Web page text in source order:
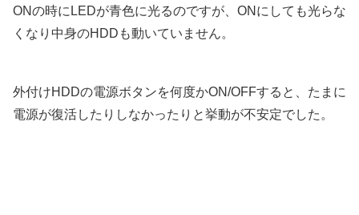
ONの時にLEDが青色に光るのですが、ONにしても光らな
くなり中身のHDDも動いていません。
外付けHDDの電源ボタンを何度かON/OFFすると、たまに
電源が復活したりしなかったりと挙動が不安定でした。